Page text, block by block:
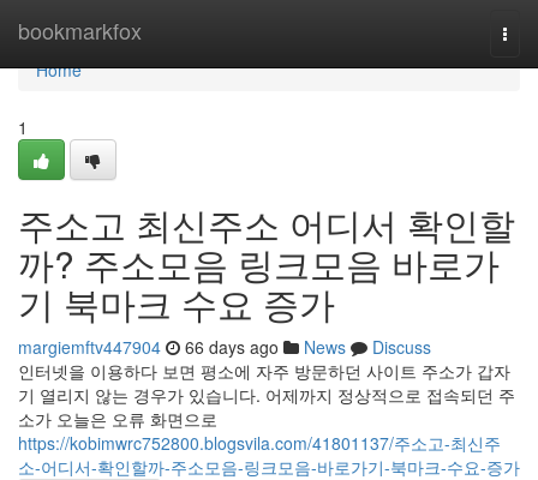
bookmarkfox
Home
Home
1
주소고 최신주소 어디서 확인할
까? 주소모음 링크모음 바로가
기 북마크 수요 증가
margiemftv447904 66 days ago News
Discuss
인터넷을 이용하다 보면 평소에 자주 방문하던 사이트 주소가 갑자
기 열리지 않는 경우가 있습니다. 어제까지 정상적으로 접속되던 주
소가 오늘은 오류 화면으로
https://kobimwrc752800.blogsvila.com/41801137/주소고-최신주
소-어디서-확인할까-주소모음-링크모음-바로가기-북마크-수요-증가